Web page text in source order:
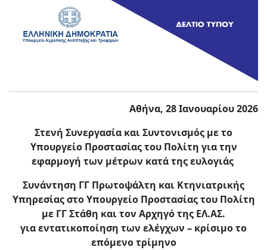
Αθήνα, 28 Ιανουαρίου 2026
Στενή Συνεργασία και Συντονισμός με το
Υπουργείο Προστασίας του Πολίτη για την
εφαρμογή των μέτρων κατά της ευλογιάς
Συνάντηση ΓΓ Πρωτοψάλτη και Κτηνιατρικής
Υπηρεσίας στο Υπουργείο Προστασίας του Πολίτη
με ΓΓ Στάθη και τον Αρχηγό της ΕΛ.ΑΣ.
για εντατικοποίηση των ελέγχων – κρίσιμο το
επόμενο τρίμηνο